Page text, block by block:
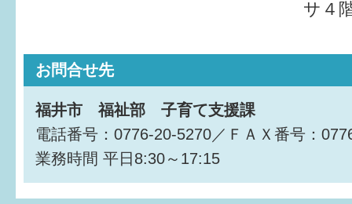
サ
お問合せ先
福井市 福祉部 子育て支援課
電話番号：0776-20-5270／ＦＡＸ番号：
業務時間 平日8:30～17:15